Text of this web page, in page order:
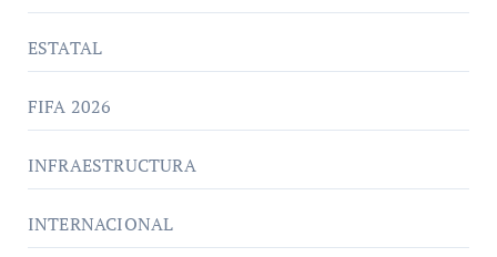
ESTATAL
FIFA 2026
INFRAESTRUCTURA
INTERNACIONAL